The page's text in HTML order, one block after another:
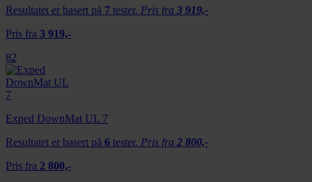
Resultatet er basert på 7 tester. Pris fra 3 919,-
Pris fra 3 919,-
82
Exped DownMat UL 7
Resultatet er basert på 6 tester. Pris fra 2 800,-
Pris fra 2 800,-